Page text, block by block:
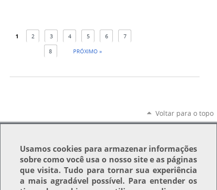
1 2 3 4 5 6 7
8 PRÓXIMO »
Voltar para o topo
Usamoscookies para armazenar informações
sobre como você usa o nosso site e as páginas
que visita. Tudo para tornar sua experiência
a mais agradável possível. Para entender os